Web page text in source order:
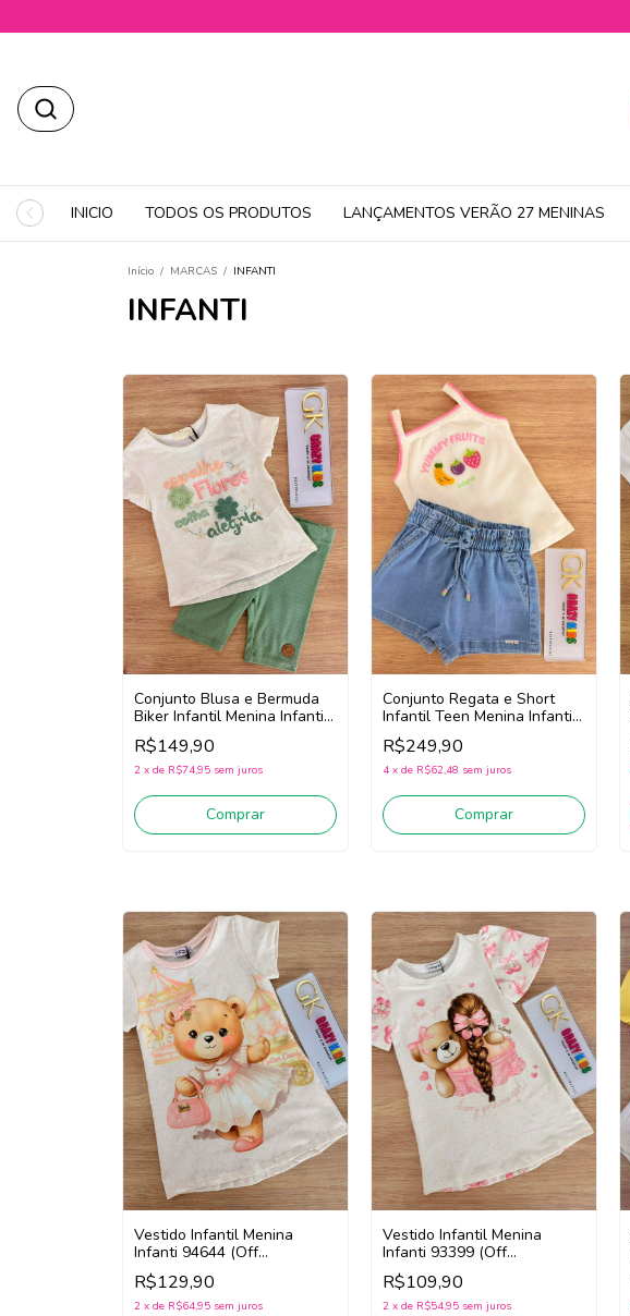
INICIO TODOS OS PRODUTOS LANÇAMENTOS VERÃO 27 MENINAS
Início / MARCAS / INFANTI
INFANTI
Conjunto Blusa e Bermuda
Biker Infantil Menina Infanti
94946 (Off White/Verde)
R$149,90
2 x de R$74,95 sem juros
Comprar
Conjunto Regata e Short
Infantil Teen Menina Infanti
95563 (Off) White/Jeans)
R$249,90
4 x de R$62,48 sem juros
Comprar
Vestido Infantil Menina
Infanti 94644 (Off
White/Rosa)
R$129,90
2 x de R$64,95 sem juros
Vestido Infantil Menina
Infanti 93399 (Off
White/Rosa)
R$109,90
2 x de R$54,95 sem juros